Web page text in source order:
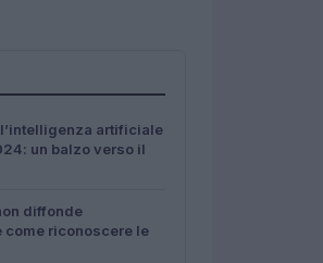
artificiale
un balzo verso il
diffonde
come riconoscere le